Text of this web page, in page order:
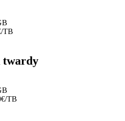
TB
twardy
TB